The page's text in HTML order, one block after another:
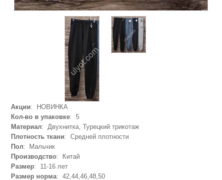
Акции: НОВИНКА
Кол-во в упаковке: 5
Материал: Двухнитка, Турецкий трикотаж
Плотность ткани: Средней плотности
Пол: Мальчик
Производство: Китай
Размер: 11-16 лет
Размер норма: 42,44,46,48,50